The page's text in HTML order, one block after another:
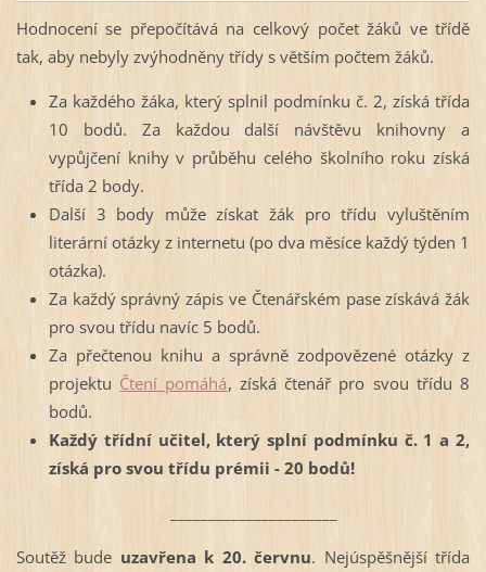
Hodnocení se přepočítává na celkový počet žáků ve třídě
tak, aby nebyly zvýhodněny třídy s větším počtem žáků.
Za každého žáka, který splnil podmínku č. 2, získá třída
10 bodů. Za každou další návštěvu knihovny a
vypůjčení knihy v průběhu celého školního roku získá
třída 2 body.
Další 3 body může získat žák pro třídu vyluštěním
literární otázky z internetu (po dva měsíce každý týden 1
otázka).
Za každý správný zápis ve Čtenářském pase získává žák
pro svou třídu navíc 5 bodů.
Za přečtenou knihu a správně zodpovězené otázky z
projektu Čtení pomáhá, získá čtenář pro svou třídu 8
bodů.
Každý třídní učitel, který splní podmínku č. 1 a 2,
získá pro svou třídu prémii - 20 bodů!
Soutěž bude uzavřena k 20. červnu. Nejúspěšnější třída